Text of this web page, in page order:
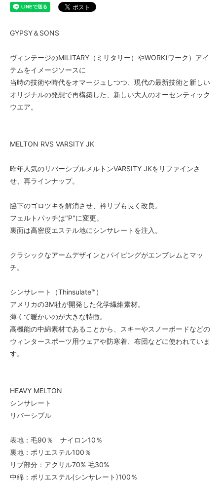
GYPSY＆SONS
ヴィンテージのMILITARY（ミリタリー）やWORK(ワーク）アイ
テムをイメージソースに
当時の技術や時代をオマージュしつつ、現代の最新技術と新しい
オリジナルの発想で再構築した、新しい大人のオーセンティック
ウエア。
MELTON RVS VARSITY JK
昨年人気のリバーシブルメルトンVARSITY JKをリファインさ
せ、再ラインナップ。
脇下のゴロツキを解消させ、衿リブも長く改良。
フェルトパッチは"P"に変更。
裏面は高密度エステル地にシンサレートを注入。
クラシックなアームデザインとパイピングがエンブレムとマッ
チ。
シンサレート（Thinsulate™）
アメリカの3M社が開発した化学繊維素材。
薄くて暖かいのが大きな特徴。
高機能の中綿素材であることから、スキーやスノーボードなどの
ウィンタースポーツ用ウェアや防寒着、布団などに使われていま
す。
HEAVY MELTON
シンサレート
リバーシブル
表地：毛90％ ナイロン10％
裏地：ポリエステル100％
リブ部分：アクリル70% 毛30%
中綿：ポリエステル(シンサレート)100％